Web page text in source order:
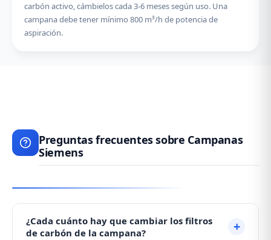
carbón activo, cámbielos cada 3-6 meses según uso. Una
campana debe tener mínimo 800 m³/h de potencia de
aspiración.
Preguntas frecuentes sobre Campanas
Siemens
¿Cada cuánto hay que cambiar los filtros
de carbón de la campana?